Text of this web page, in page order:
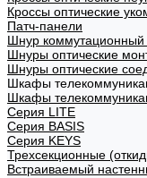
Кроссы оптические
Патч-панели
Шнур коммутационный
Шнуры оптические
Шнуры оптические
Шкафы
Шкафы
Cерия LITE
Cерия BASIS
Cерия KEYS
Трехсекционные
Встраиваемый